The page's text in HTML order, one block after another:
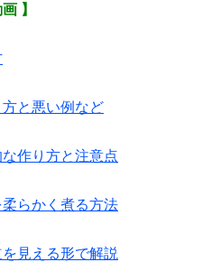
】
と悪い例など
作り方と注意点
らかく煮る方法
見える形で解説